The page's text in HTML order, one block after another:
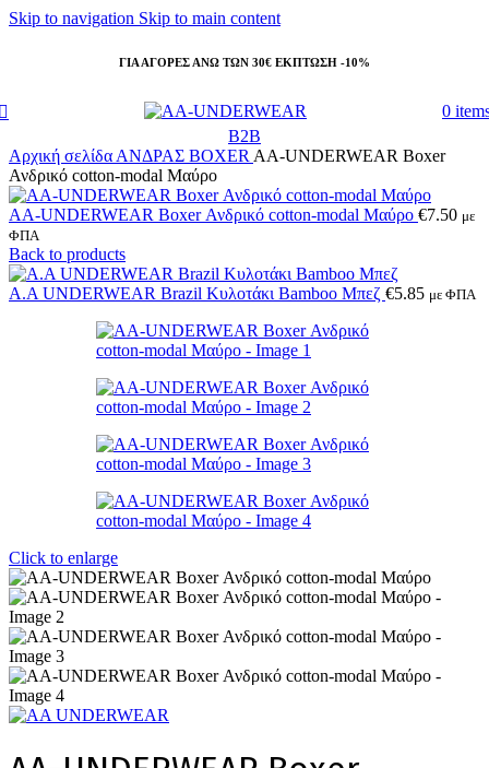
Skip to navigation Skip to main content
ΓΙΑ ΑΓΟΡΕΣ ΑΝΩ ΤΩΝ 30€ ΕΚΠΤΩΣΗ -10%
0
B2B
Αρχική σελίδα ΑΝΔΡΑΣ BOXER AA-UNDERWEAR Boxer
Ανδρικό cotton-modal Μαύρο
AA-UNDERWEAR Boxer Ανδρικό cotton-modal Μαύρο €7.50 με
ΦΠΑ
Back to products
A.A UNDERWEAR Brazil Κυλοτάκι Bamboo Μπεζ €5.85 με ΦΠΑ
Click to enlarge